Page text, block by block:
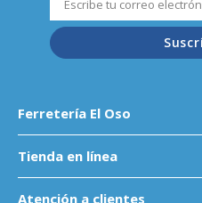
Ferretería El Oso
Tienda en línea
Atención a clientes